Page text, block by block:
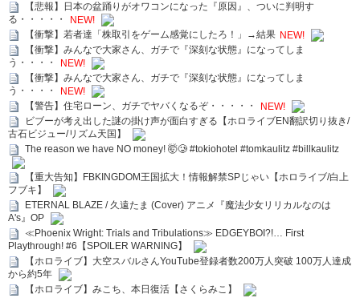
【悲報】日本の盆踊りがオワコンになった『原因』、ついに判明す
る・・・・・
NEW!
【衝撃】若者達「株取引をゲーム感覚にしたろ！」→結果 NEW!
【衝撃】みんなで大家さん、ガチで『深刻な状態』になってしま
う・・・・
NEW!
【衝撃】みんなで大家さん、ガチで『深刻な状態』になってしま
う・・・・
NEW!
【警告】住宅ローン、ガチでヤバくなるぞ・・・・・
NEW!
ビブーが考え出した謎の掛け声が面白すぎる【ホロライブEN翻訳切り抜き/
古石ビジュー/リズム天国】
The reason we have NO money! 🤯🥲 #tokiohotel #tomkaulitz #billkaulitz
【重大告知】FBKINGDOM王国拡大！情報解禁SPじゃい【ホロライブ/白上
フブキ】
ETERNAL BLAZE / 久遠たま (Cover) アニメ『魔法少女リリカルなのは
A's』OP
≪Phoenix Wright: Trials and Tribulations≫ EDGEYBOI?!… First
Playthrough! #6【SPOILER WARNING】
【ホロライブ】大空スバルさんYouTube登録者数200万人突破 100万人達成
から約5年
【ホロライブ】みこち、本日復活【さくらみこ】